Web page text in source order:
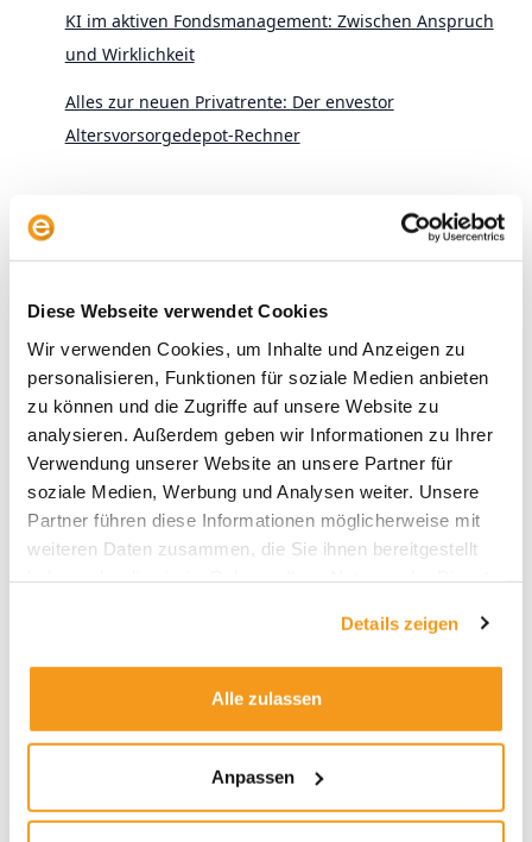
Diese Webseite verwendet Cookies
Wir verwenden Cookies, um Inhalte und Anzeigen zu
personalisieren, Funktionen für soziale Medien anbieten
zu können und die Zugriffe auf unsere Website zu
analysieren. Außerdem geben wir Informationen zu Ihrer
Verwendung unserer Website an unsere Partner für
soziale Medien, Werbung und Analysen weiter. Unsere
Partner führen diese Informationen möglicherweise mit
weiteren Daten zusammen, die Sie ihnen bereitgestellt
Details zeigen
Alle zulassen
Anpassen
KI im aktiven Fondsmanagement: Zwischen Anspruch
und Wirklichkeit
Alles zur neuen Privatrente: Der envestor
Altersvorsorgedepot-Rechner
Archive
2026
2025
2024
2023
2022
2021
1970